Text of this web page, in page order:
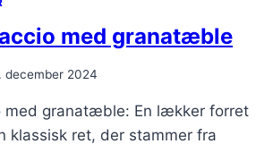
med granatæble
december 2024
med granatæble: En lækker forret
klassisk ret, der stammer fra